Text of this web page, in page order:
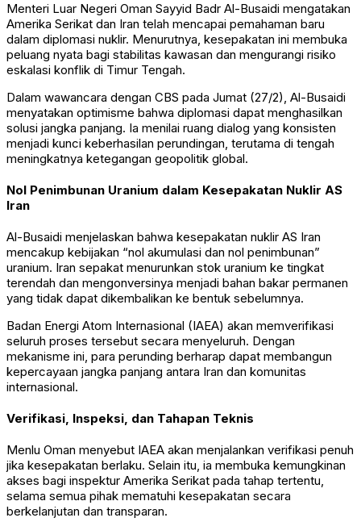
Menteri Luar Negeri Oman Sayyid Badr Al-Busaidi mengatakan
Amerika Serikat dan Iran telah mencapai pemahaman baru
dalam diplomasi nuklir. Menurutnya, kesepakatan ini membuka
peluang nyata bagi stabilitas kawasan dan mengurangi risiko
eskalasi konflik di Timur Tengah.
Dalam wawancara dengan CBS pada Jumat (27/2), Al-Busaidi
menyatakan optimisme bahwa diplomasi dapat menghasilkan
solusi jangka panjang. Ia menilai ruang dialog yang konsisten
menjadi kunci keberhasilan perundingan, terutama di tengah
meningkatnya ketegangan geopolitik global.
Nol Penimbunan Uranium dalam Kesepakatan Nuklir AS
Iran
Al-Busaidi menjelaskan bahwa kesepakatan nuklir AS Iran
mencakup kebijakan “nol akumulasi dan nol penimbunan”
uranium. Iran sepakat menurunkan stok uranium ke tingkat
terendah dan mengonversinya menjadi bahan bakar permanen
yang tidak dapat dikembalikan ke bentuk sebelumnya.
Badan Energi Atom Internasional (IAEA) akan memverifikasi
seluruh proses tersebut secara menyeluruh. Dengan
mekanisme ini, para perunding berharap dapat membangun
kepercayaan jangka panjang antara Iran dan komunitas
internasional.
Verifikasi, Inspeksi, dan Tahapan Teknis
Menlu Oman menyebut IAEA akan menjalankan verifikasi penuh
jika kesepakatan berlaku. Selain itu, ia membuka kemungkinan
akses bagi inspektur Amerika Serikat pada tahap tertentu,
selama semua pihak mematuhi kesepakatan secara
berkelanjutan dan transparan.